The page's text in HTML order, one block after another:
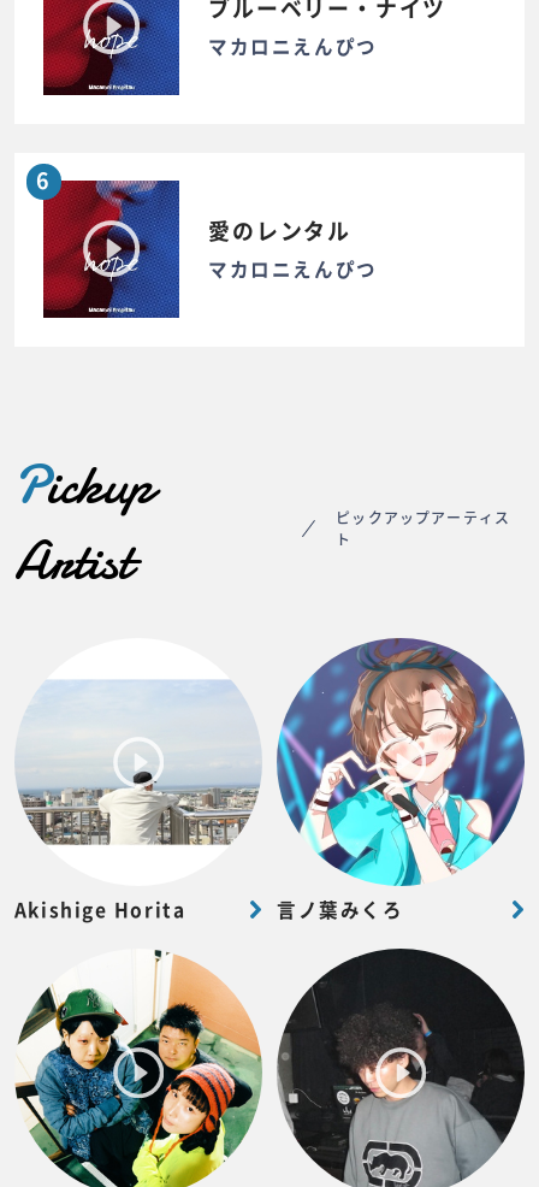
ブルーベリー・ナイツ
マカロニえんぴつ
6
愛のレンタル
マカロニえんぴつ
Pickup
Artist
ピックアップアーティス
ト
Akishige Horita 言ノ葉みくろ